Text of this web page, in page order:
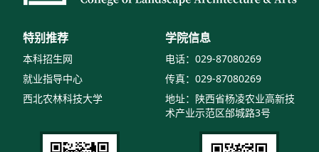
特别推荐
本科招生网
就业指导中心
西北农林科技大学
学院信息
电话：029-87080269
传真：029-87080269
地址：陕西省杨凌农业高新技
术产业示范区邰城路3号